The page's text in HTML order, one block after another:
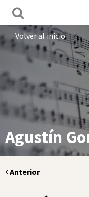
Volver al inicio
Agustín
Anterior